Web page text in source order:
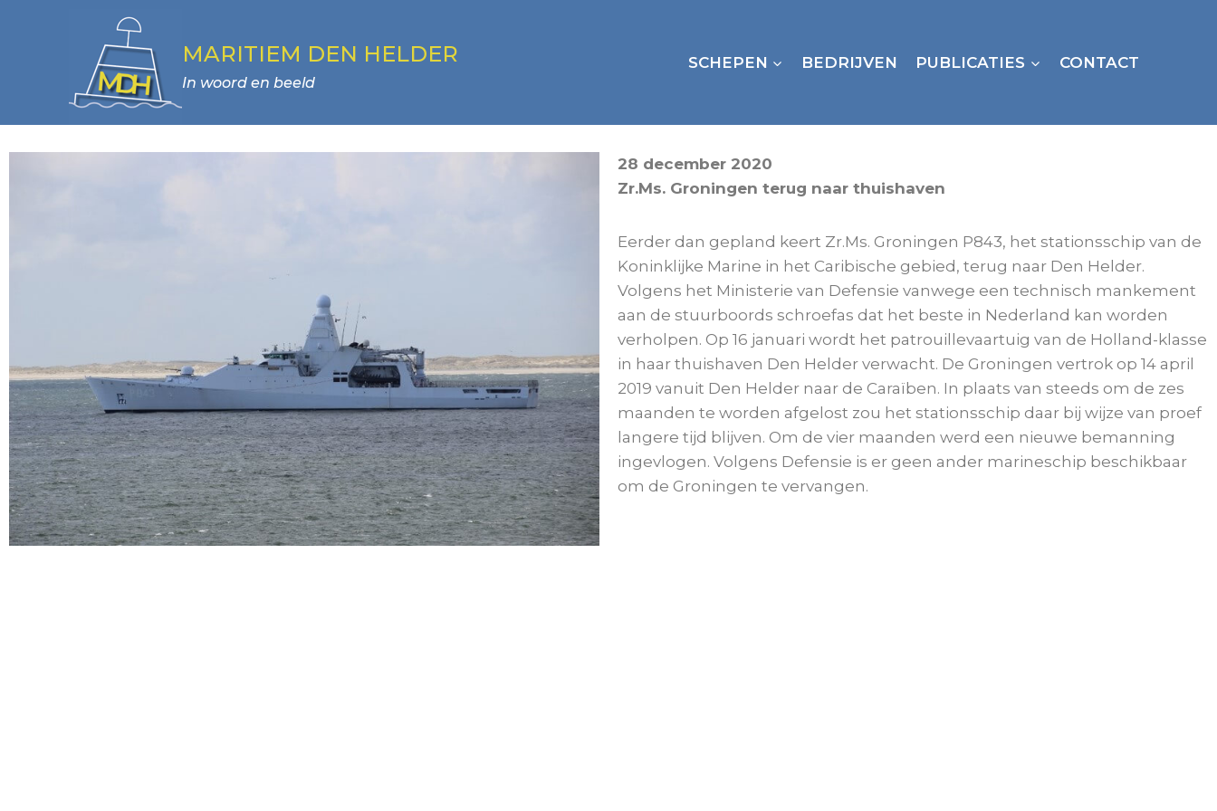
MARITIEM DEN HELDER
In woord en beeld
SCHEPEN BEDRIJVEN PUBLICATIES CONTACT
28 december 2020
Zr.Ms. Groningen terug naar thuishaven
Eerder dan gepland keert Zr.Ms. Groningen P843, het stationsschip van de
Koninklijke Marine in het Caribische gebied, terug naar Den Helder.
Volgens het Ministerie van Defensie vanwege een technisch mankement
aan de stuurboords schroefas dat het beste in Nederland kan worden
verholpen. Op 16 januari wordt het patrouillevaartuig van de Holland-klasse
in haar thuishaven Den Helder verwacht. De Groningen vertrok op 14 april
2019 vanuit Den Helder naar de Caraïben. In plaats van steeds om de zes
maanden te worden afgelost zou het stationsschip daar bij wijze van proef
langere tijd blijven. Om de vier maanden werd een nieuwe bemanning
ingevlogen. Volgens Defensie is er geen ander marineschip beschikbaar
om de Groningen te vervangen.